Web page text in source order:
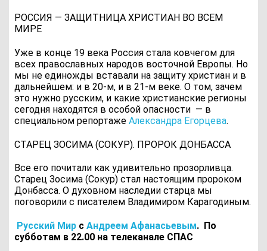
РОССИЯ — ЗАЩИТНИЦА ХРИСТИАН ВО ВСЕМ
МИРЕ
Уже в конце 19 века Россия стала ковчегом для
всех православных народов восточной Европы. Но
мы не единожды вставали на защиту христиан и в
дальнейшем: и в 20-м, и в 21-м веке. О том, зачем
это нужно русским, и какие христианские регионы
сегодня находятся в особой опасности — в
специальном репортажеАлександра Егорцева.
СТАРЕЦ ЗОСИМА (СОКУР). ПРОРОК ДОНБАССА
Все его почитали как удивительно прозорливца.
Старец Зосима (Сокур) стал настоящим пророком
Донбасса. О духовном наследии старца мы
поговорили с писателем Владимиром Карагодиным.
Русский Мир сАндреем Афанасьевым. По
субботам в 22.00 на телеканале СПАС